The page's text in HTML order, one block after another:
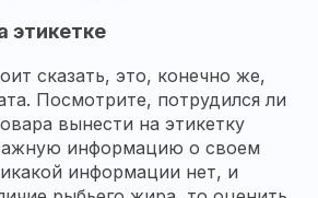
этикетке
сказать, это, конечно же,
Посмотрите, потрудился ли
вынести на этикетку
информацию о своем
информации нет, и